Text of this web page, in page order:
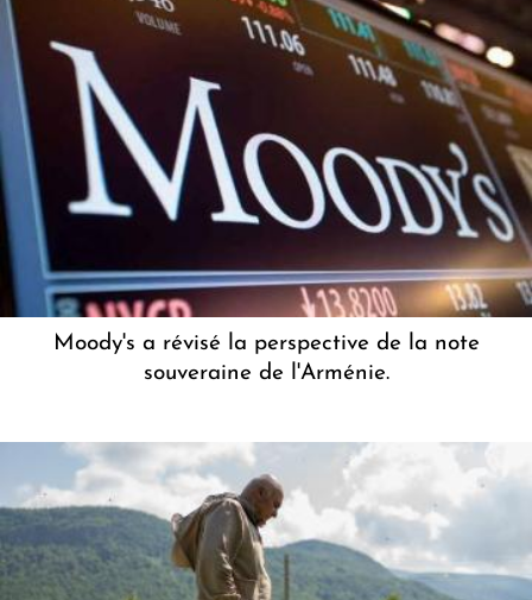
Moody's a révisé la perspective de la note
souveraine de l'Arménie.